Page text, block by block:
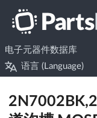
电子元器件数据库
语言 (Language)